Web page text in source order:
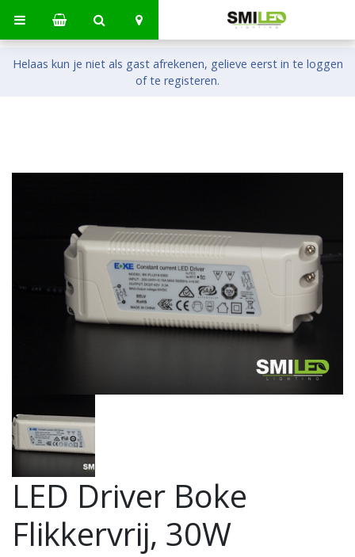
Helaas kun je niet als gast afrekenen, gelieve eerst in te loggen
of te registeren.
LED Driver Boke
Flikkervrij, 30W